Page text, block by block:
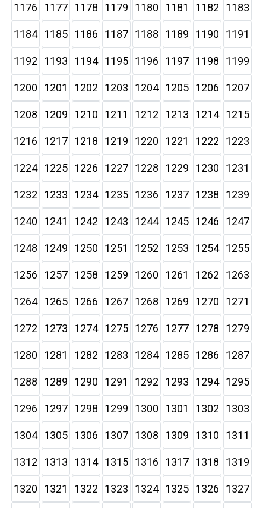
1176 1177 1178 1179 1180 1181 1182 1183
1184 1185 1186 1187 1188 1189 1190 1191
1192 1193 1194 1195 1196 1197 1198 1199
1200 1201 1202 1203 1204 1205 1206 1207
1208 1209 1210 1211 1212 1213 1214 1215
1216 1217 1218 1219 1220 1221 1222 1223
1224 1225 1226 1227 1228 1229 1230 1231
1232 1233 1234 1235 1236 1237 1238 1239
1240 1241 1242 1243 1244 1245 1246 1247
1248 1249 1250 1251 1252 1253 1254 1255
1256 1257 1258 1259 1260 1261 1262 1263
1264 1265 1266 1267 1268 1269 1270 1271
1272 1273 1274 1275 1276 1277 1278 1279
1280 1281 1282 1283 1284 1285 1286 1287
1288 1289 1290 1291 1292 1293 1294 1295
1296 1297 1298 1299 1300 1301 1302 1303
1304 1305 1306 1307 1308 1309 1310 1311
1312 1313 1314 1315 1316 1317 1318 1319
1320 1321 1322 1323 1324 1325 1326 1327